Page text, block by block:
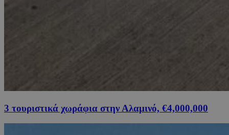
3 τουριστικά χωράφια στην Αλαμινό, €4,000,000